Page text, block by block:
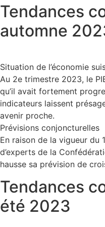
Tendances
automne
Situation de l’économie
Au 2e trimestre 2023, le
qu’il avait fortement
indicateurs laissent
avenir proche.
Prévisions conjoncturelles
En raison de la vigueur du
d’experts de la
hausse sa prévision de
Tendances
été 2023